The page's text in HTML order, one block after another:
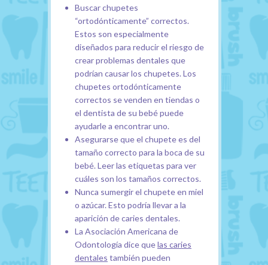
Buscar chupetes
“ortodónticamente” correctos.
Estos son especialmente
diseñados para reducir el riesgo de
crear problemas dentales que
podrían causar los chupetes. Los
chupetes ortodónticamente
correctos se venden en tiendas o
el dentista de su bebé puede
ayudarle a encontrar uno.
Asegurarse que el chupete es del
tamaño correcto para la boca de su
bebé. Leer las etiquetas para ver
cuáles son los tamaños correctos.
Nunca sumergir el chupete en miel
o azúcar. Esto podría llevar a la
aparición de caries dentales.
La Asociación Americana de
Odontología dice quelas caries
dentales también pueden